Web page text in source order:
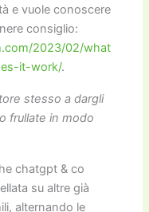
e vuole conoscere
consiglio:
2023/02/what
it-work/.
stesso a dargli
frullate in modo
chatgpt & co
su altre già
alternando le